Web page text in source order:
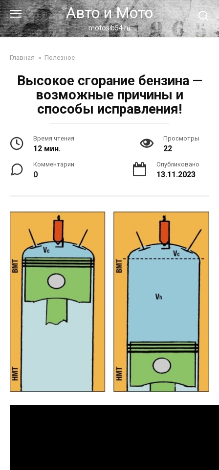
Перейти
к
контенту
Авто и Мото
motosib54.ru
Главная » Полезное
Высокое сгорание бензина —
возможные причины и
способы исправления!
Время чтения
12 мин.
Просмотры
22
Комментарии
0
Опубликовано
13.11.2023